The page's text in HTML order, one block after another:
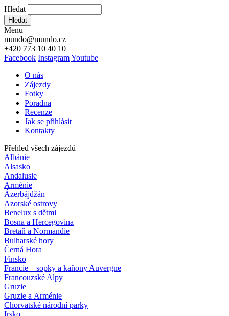
Hledat
Hledat
Menu
mundo@mundo.cz
+420 773 10 40 10
Facebook InstagramYoutube
O nás
Zájezdy
Fotky
Poradna
Recenze
Jak se přihlásit
Kontakty
Přehled všech zájezdů
Albánie
Alsasko
Andalusie
Arménie
Ázerbájdžán
Azorské ostrovy
Benelux s dětmi
Bosna a Hercegovina
Bretaň a Normandie
Bulharské hory
Černá Hora
Finsko
Francie – sopky a kaňony Auvergne
Francouzské Alpy
Gruzie
Gruzie a Arménie
Chorvatské národní parky
Irsko